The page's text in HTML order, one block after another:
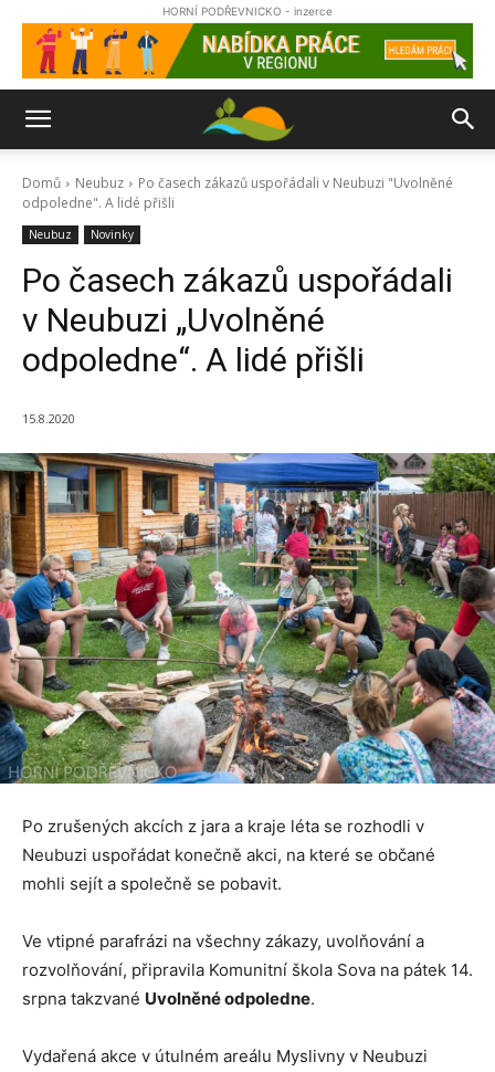
HORNÍ PODŘEVNICKO - inzerce
Domů Neubuz
Po časech zákazů uspořádali v Neubuzi "Uvolněné
odpoledne". A lidé přišli
Neubuz Novinky
Po časech zákazů uspořádali
v Neubuzi „Uvolněné
odpoledne“. A lidé přišli
15.8.2020
Po zrušených akcích z jara a kraje léta se rozhodli v
Neubuzi uspořádat konečně akci, na které se občané
mohli sejít a společně se pobavit.
Ve vtipné parafrázi na všechny zákazy, uvolňování a
rozvolňování, připravila Komunitní škola Sova na pátek 14.
srpna takzvané Uvolněné odpoledne.
Vydařená akce v útulném areálu Myslivny v Neubuzi